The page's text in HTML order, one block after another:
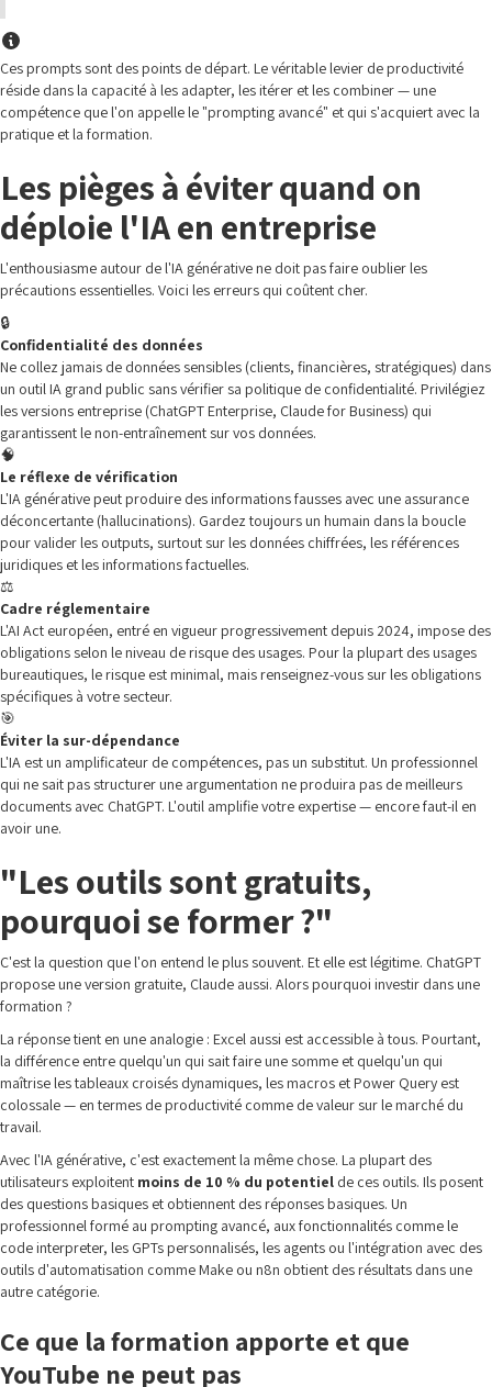
Ces prompts sont des points de départ. Le véritable levier de productivité
réside dans la capacité à les adapter, les itérer et les combiner — une
compétence que l'on appelle le "prompting avancé" et qui s'acquiert avec la
pratique et la formation.
Les pièges à éviter quand on
déploie l'IA en entreprise
L'enthousiasme autour de l'IA générative ne doit pas faire oublier les
précautions essentielles. Voici les erreurs qui coûtent cher.
🔒
Confidentialité des données
Ne collez jamais de données sensibles (clients, financières, stratégiques) dans
un outil IA grand public sans vérifier sa politique de confidentialité. Privilégiez
les versions entreprise (ChatGPT Enterprise, Claude for Business) qui
garantissent le non-entraînement sur vos données.
🧠
Le réflexe de vérification
L'IA générative peut produire des informations fausses avec une assurance
déconcertante (hallucinations). Gardez toujours un humain dans la boucle
pour valider les outputs, surtout sur les données chiffrées, les références
juridiques et les informations factuelles.
⚖️
Cadre réglementaire
L'AI Act européen, entré en vigueur progressivement depuis 2024, impose des
obligations selon le niveau de risque des usages. Pour la plupart des usages
bureautiques, le risque est minimal, mais renseignez-vous sur les obligations
spécifiques à votre secteur.
🎯
Éviter la sur-dépendance
L'IA est un amplificateur de compétences, pas un substitut. Un professionnel
qui ne sait pas structurer une argumentation ne produira pas de meilleurs
documents avec ChatGPT. L'outil amplifie votre expertise — encore faut-il en
avoir une.
"Les outils sont gratuits,
pourquoi se former ?"
C'est la question que l'on entend le plus souvent. Et elle est légitime. ChatGPT
propose une version gratuite, Claude aussi. Alors pourquoi investir dans une
formation ?
La réponse tient en une analogie : Excel aussi est accessible à tous. Pourtant,
la différence entre quelqu'un qui sait faire une somme et quelqu'un qui
maîtrise les tableaux croisés dynamiques, les macros et Power Query est
colossale — en termes de productivité comme de valeur sur le marché du
travail.
Avec l'IA générative, c'est exactement la même chose. La plupart des
utilisateurs exploitent moins de 10 % du potentiel de ces outils. Ils posent
des questions basiques et obtiennent des réponses basiques. Un
professionnel formé au prompting avancé, aux fonctionnalités comme le
code interpreter, les GPTs personnalisés, les agents ou l'intégration avec des
outils d'automatisation comme Make ou n8n obtient des résultats dans une
autre catégorie.
Ce que la formation apporte et que
YouTube ne peut pas